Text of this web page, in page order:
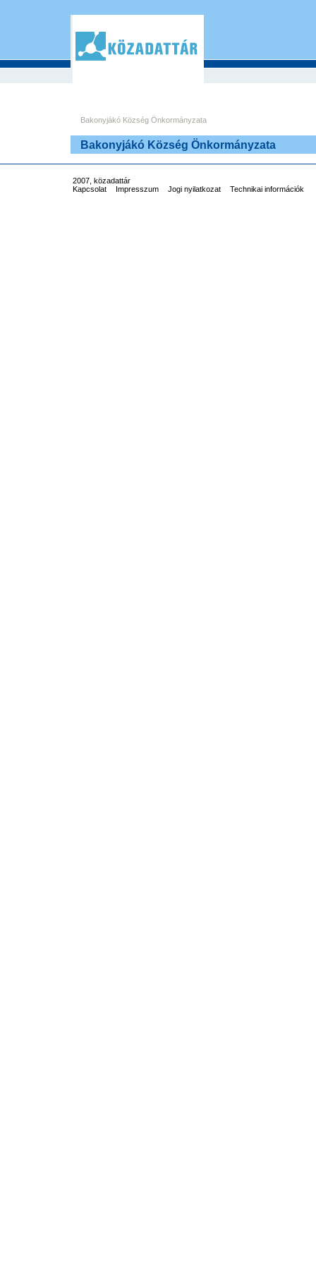
Bakonyjákó Község Önkormányzata
Bakonyjákó Község Önkormányzata
2007, közadattár
Kapcsolat
Impresszum Jogi nyilatkozat Technikai információk